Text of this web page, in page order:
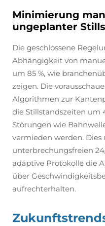
Minimierung
ungeplanter
Die geschlossene
Abhängigkeit von
um 85 %, wie
zeigen. Die
Algorithmen zur
die Stillstandszeiten um
Störungen wie
vermieden werden.
unterbrechungsfreien
adaptive Protokolle die
über
aufrechterhalten.